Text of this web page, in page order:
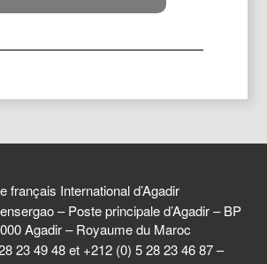
français International d’Agadir
– Poste principale d’Agadir – BP
Agadir – Royaume du Maroc
23 49 48 et +212 (0) 5 28 23 46 87 –